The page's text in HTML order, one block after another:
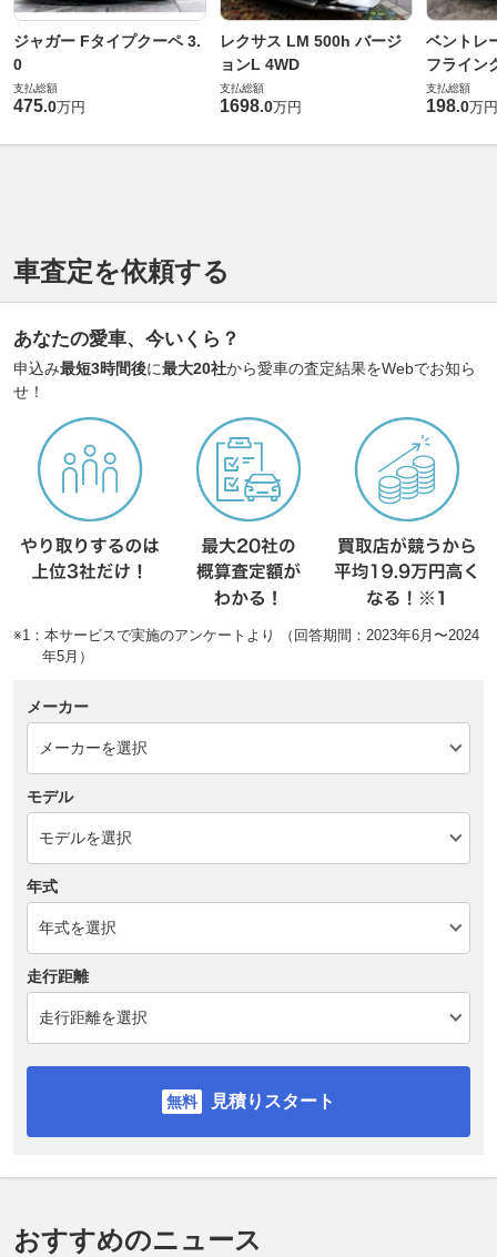
ジャガー Fタイプクーペ 3.
0
支払総額
475.0万円
レクサス LM 500h バージ
ョンL 4WD
支払総額
1698.0万円
ベントレ
フライン
支払総額
198.0万円
車査定を依頼する
あなたの愛車、今いくら？
申込み最短3時間後に最大20社から愛車の査定結果をWebでお知ら
せ！
※1：本サービスで実施のアンケートより （回答期間：2023年6月〜2024
年5月）
メーカー
モデル
年式
走行距離
見積りスタート
おすすめのニュース